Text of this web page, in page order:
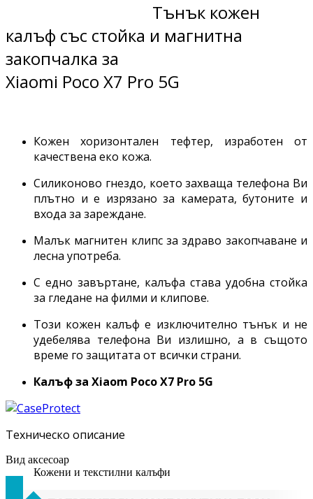
Тънък кожен
калъф със стойка и магнитна
закопчалка за
Xiaomi Poco X7 Pro 5G
Кожен хоризонтален тефтер, изработен от
качествена еко кожа.
Силиконово гнездо, което захваща телефона Ви
плътно и е изрязано за камерата, бутоните и
входа за зареждане.
Малък магнитен клипс за здраво закопчаване и
лесна употреба.
С едно завъртане, калъфа става удобна стойка
за гледане на филми и клипове.
Този кожен калъф е изключително тънък и не
удебелява телефона Ви излишно, а в същото
време го защитата от всички страни.
Калъф за Xiaom Poco X7 Pro 5G
Техническо описание
Вид аксесоар
Кожени и текстилни калъфи